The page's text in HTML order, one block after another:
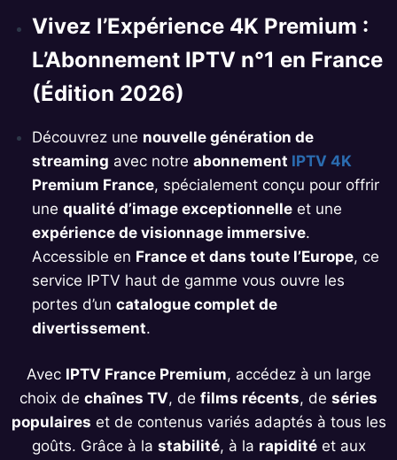
Vivez l’Expérience 4K Premium :
L’Abonnement IPTV n°1 en France
(Édition 2026)
Découvrez une nouvelle génération de
streaming avec notre abonnement IPTV 4K
Premium France, spécialement conçu pour offrir
une qualité d’image exceptionnelleet une
expérience de visionnage immersive.
Accessible en France et dans toute l’Europe, ce
service IPTV haut de gamme vous ouvre les
portes d’un catalogue complet de
divertissement.
Avec IPTV France Premium, accédez à un large
choix de chaînes TV, de films récents, de séries
populaires et de contenus variés adaptés à tous les
goûts. Grâce à la stabilité, à la rapiditéet aux